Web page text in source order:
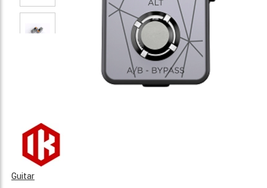
Guitar